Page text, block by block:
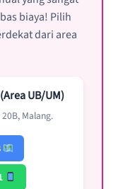
biaya! Pilih
dari area
UB/UM)
Malang.